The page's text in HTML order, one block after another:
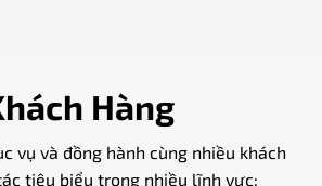
Hàng
vụ và đồng hành cùng nhiều khách
tiêu biểu trong nhiều lĩnh vực: